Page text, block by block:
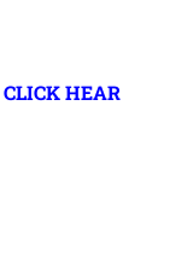
CLICK HEAR